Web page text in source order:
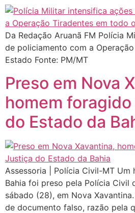
Da Redação Aruanã FM Polícia
de policiamento com a
Estado Fonte: PM/MT
Preso em Nova
homem
do Estado da
Assessoria | Polícia Civil-MT Um
Bahia foi preso pela Polícia Civil
sábado (28), em Nova
de documento falso, razão pela